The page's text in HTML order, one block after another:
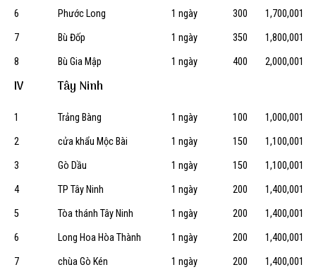
6
Phước Long 1 ngày 300
1,700,001
7
Bù Đốp 1 ngày 350
1,800,001
8
Bù Gia Mập 1 ngày 400 2,000,001
IV Tây Ninh
1 Trảng Bàng 1 ngày 100
1,000,001
2
cửa khẩu Mộc Bài 1 ngày 150
1,100,001
3
Gò Dầu 1 ngày 150
1,100,001
4
TP Tây Ninh 1 ngày 200
1,400,001
5
Tòa thánh Tây Ninh 1 ngày 200
1,400,001
6
Long Hoa Hòa Thành 1 ngày 200
1,400,001
7
chùa Gò Kén 1 ngày 200
1,400,001